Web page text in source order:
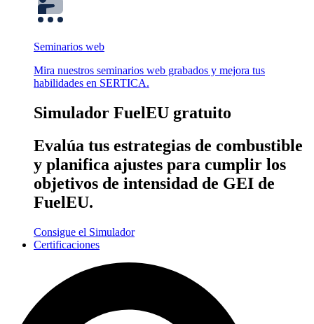
Seminarios web
Mira nuestros seminarios web grabados y mejora tus
habilidades en SERTICA.
Simulador FuelEU gratuito
Evalúa tus estrategias de combustible
y planifica ajustes para cumplir los
objetivos de intensidad de GEI de
FuelEU.
Consigue el Simulador
Certificaciones